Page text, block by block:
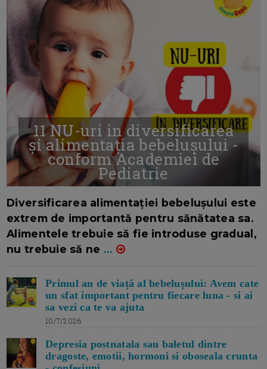
11 NU-uri in diversificarea
și alimentația bebelușului -
conform Academiei de
Pediatrie
Diversificarea alimentației bebelușului este
extrem de importantă pentru sănătatea sa.
Alimentele trebuie să fie introduse gradual,
nu trebuie să ne ...
Primul an de viață al bebelușului: Avem cate
un sfat important pentru fiecare luna - si ai
sa vezi ca te va ajuta
10/7/2026
Depresia postnatala sau baletul dintre
dragoste, emotii, hormoni si oboseala crunta